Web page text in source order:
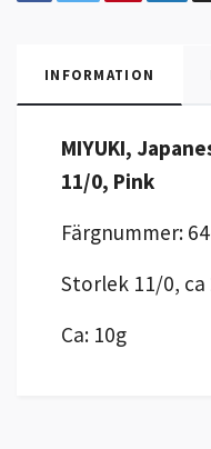
INFORMATION
MIYUKI,
11/0, Pink
Färgnummer:
Storlek 11/0, ca
Ca: 10g